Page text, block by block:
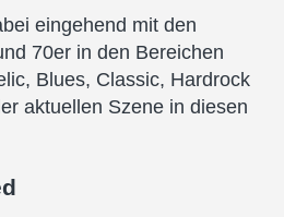
eingehend mit den
70er in den Bereichen
Blues, Classic, Hardrock
aktuellen Szene in diesen